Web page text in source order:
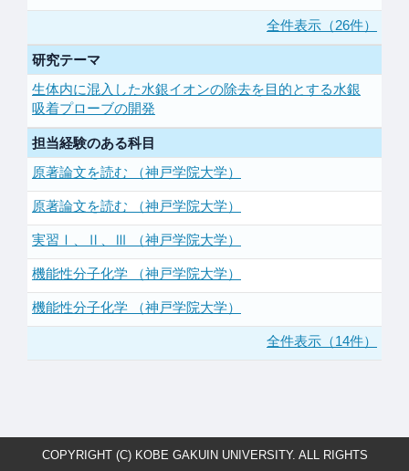
全件表示（26件）
研究テーマ
生体内に混入した水銀イオンの除去を目的とする水銀
吸着プローブの開発
担当経験のある科目
原著論文を読む （神戸学院大学）
原著論文を読む （神戸学院大学）
実習Ⅰ、Ⅱ、Ⅲ （神戸学院大学）
機能性分子化学 （神戸学院大学）
機能性分子化学 （神戸学院大学）
全件表示（14件）
COPYRIGHT (C) KOBE GAKUIN UNIVERSITY. ALL RIGHTS